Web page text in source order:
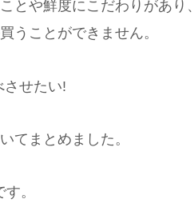
とや鮮度にこだわりがあり、
うことができません。
させたい!
てまとめました。
。